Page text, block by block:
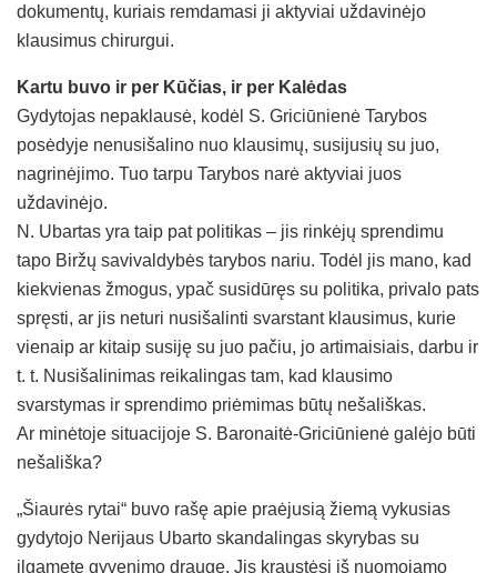
dokumentų, kuriais remdamasi ji aktyviai uždavinėjo
klausimus chirurgui.
Kartu buvo ir per Kūčias, ir per Kalėdas
Gydytojas nepaklausė, kodėl S. Griciūnienė Tarybos
posėdyje nenusišalino nuo klausimų, susijusių su juo,
nagrinėjimo. Tuo tarpu Tarybos narė aktyviai juos
uždavinėjo.
N. Ubartas yra taip pat politikas – jis rinkėjų sprendimu
tapo Biržų savivaldybės tarybos nariu. Todėl jis mano, kad
kiekvienas žmogus, ypač susidūręs su politika, privalo pats
spręsti, ar jis neturi nusišalinti svarstant klausimus, kurie
vienaip ar kitaip susiję su juo pačiu, jo artimaisiais, darbu ir
t. t. Nusišalinimas reikalingas tam, kad klausimo
svarstymas ir sprendimo priėmimas būtų nešališkas.
Ar minėtoje situacijoje S. Baronaitė-Griciūnienė galėjo būti
nešališka?
„Šiaurės rytai“ buvo rašę apie praėjusią žiemą vykusias
gydytojo Nerijaus Ubarto skandalingas skyrybas su
ilgamete gyvenimo drauge. Jis kraustėsi iš nuomojamo